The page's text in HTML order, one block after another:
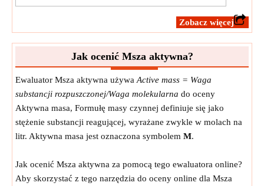
​Zobacz więcej
Jak ocenić Msza aktywna?
Ewaluator Msza aktywna używa Active mass = Waga
substancji rozpuszczonej/Waga molekularna do oceny
Aktywna masa, Formułę masy czynnej definiuje się jako
stężenie substancji reagującej, wyrażane zwykle w molach na
litr. Aktywna masa jest oznaczona symbolem M.
Jak ocenić Msza aktywna za pomocą tego ewaluatora online?
Aby skorzystać z tego narzędzia do oceny online dla Msza